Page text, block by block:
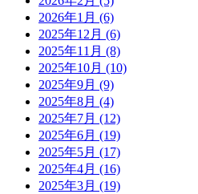
2026年1月 (6)
2025年12月 (6)
2025年11月 (8)
2025年10月 (10)
2025年9月 (9)
2025年8月 (4)
2025年7月 (12)
2025年6月 (19)
2025年5月 (17)
2025年4月 (16)
2025年3月 (19)